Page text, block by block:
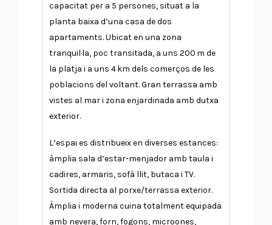
capacitat per a 5 persones, situat a la
planta baixa d’una casa de dos
apartaments. Ubicat en una zona
tranquil·la, poc transitada, a uns 200 m de
la platja i a uns 4 km dels comerços de les
poblacions del voltant. Gran terrassa amb
vistes al mar i zona enjardinada amb dutxa
exterior.
L’espai es distribueix en diverses estances:
àmplia sala d’estar-menjador amb taula i
cadires, armaris, sofà llit, butaca i TV.
Sortida directa al porxe/terrassa exterior.
Àmplia i moderna cuina totalment equipada
amb nevera, forn, fogons, microones,